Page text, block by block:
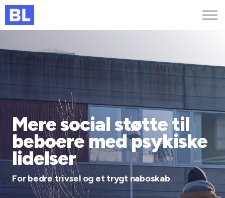
Genveje
Jobportalen
Mere social støtte til
beboere med psykiske
lidelser
For bedre trivsel og et trygt naboskab